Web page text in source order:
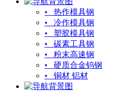
• 热作模具钢
• 冷作模具钢
• 塑胶模具钢
• 碳素工具钢
• 粉末高速钢
• 硬质合金钨钢
• 铜材 铝材